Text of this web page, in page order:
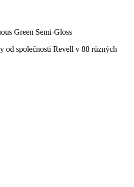
Green Semi-Gloss
od společnosti Revell v 88 různých